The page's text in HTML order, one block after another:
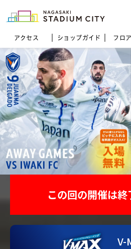
アクセス ショップガイド フロア
この回の開催は
V-